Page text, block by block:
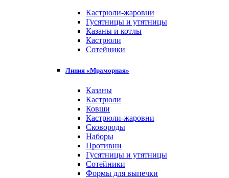
Кастрюли-жаровни
Гусятницы и утятницы
Казаны и котлы
Кастрюли
Сотейники
Линия «Мраморная»
Казаны
Кастрюли
Ковши
Кастрюли-жаровни
Сковороды
Наборы
Противни
Гусятницы и утятницы
Сотейники
Формы для выпечки